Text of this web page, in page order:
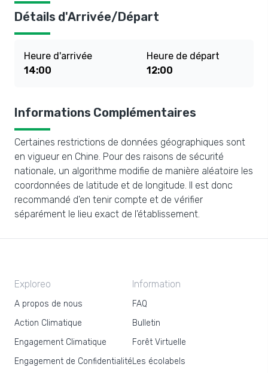
Détails d'Arrivée/Départ
Heure d'arrivée
14:00
Heure de départ
12:00
Informations Complémentaires
Certaines restrictions de données géographiques sont
en vigueur en Chine. Pour des raisons de sécurité
nationale, un algorithme modifie de manière aléatoire les
coordonnées de latitude et de longitude. Il est donc
recommandé d'en tenir compte et de vérifier
séparément le lieu exact de l'établissement.
Exploreo
A propos de nous
Action Climatique
Engagement Climatique
Engagement de Confidentialité
Information
FAQ
Bulletin
Forêt Virtuelle
Les écolabels